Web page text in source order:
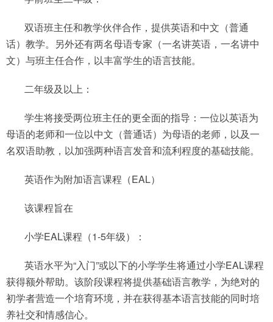
双语班主任和教学伙伴合作，提供英语和中文（普通
话）教学。另外还有两名母语专家（一名讲英语，一名讲中
文）与班主任合作，以丰富学生的语言技能。
二年级及以上：
学生将接受两位班主任的更全面的指导：一位以英语为
母语的老师和一位以中文（普通话）为母语的老师，以及一
名双语助教，以加强两种语言发音和流利程度的基础技能。
英语作为附加语言课程（EAL）
该课程旨在
小学EAL课程（1-5年级）：
英语水平为“入门”或以下的小学学生将通过小学EAL课程
获得额外帮助。该阶段课程将提供基础语言教学，为绝对的
初学者营造一个培育环境，并在获得基本语言技能的同时培
养社交和情感信心。